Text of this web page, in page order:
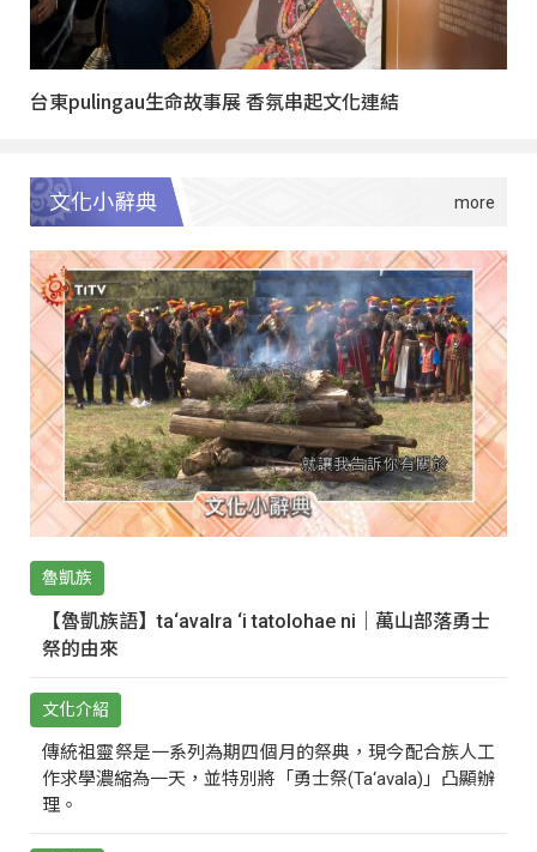
台東pulingau生命故事展 香氛串起文化連結
文化小辭典
魯凱族
【魯凱族語】ta‘avalra ‘i tatolohae ni｜萬山部落勇士
祭的由來
文化介紹
傳統祖靈祭是一系列為期四個月的祭典，現今配合族人工
作求學濃縮為一天，並特別將「勇士祭(Ta‘avala)」凸顯辦
理。